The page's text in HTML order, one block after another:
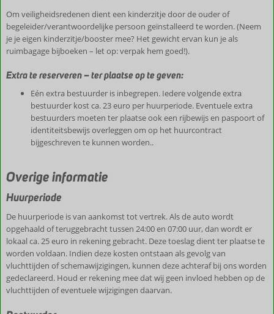
Om veiligheidsredenen dient een kinderzitje door de ouder of
begeleider/verantwoordelijke persoon geïnstalleerd te worden. (Neem
je je eigen kinderzitje/booster mee? Het gewicht ervan kun je als
ruimbagage bijboeken – let op: verpak hem goed!).
Extra te reserveren – ter plaatse op te geven:
Eén extra bestuurder is inbegrepen. Iedere volgende extra
bestuurder kost ca. 23 euro per huurperiode. Eventuele extra
bestuurders moeten ter plaatse ook een rijbewijs en paspoort of
identiteitsbewijs overleggen om op het huurcontract
bijgeschreven te kunnen worden..
Overige informatie
Huurperiode
De huurperiode is van aankomst tot vertrek. Als de auto wordt
opgehaald of teruggebracht tussen 24:00 en 07:00 uur, dan wordt er
lokaal ca. 25 euro in rekening gebracht. Deze toeslag dient ter plaatse te
worden voldaan. Indien deze kosten ontstaan als gevolg van
vluchttijden of schemawijzigingen, kunnen deze achteraf bij ons worden
gedeclareerd. Houd er rekening mee dat wij geen invloed hebben op de
vluchttijden of eventuele wijzigingen daarvan.